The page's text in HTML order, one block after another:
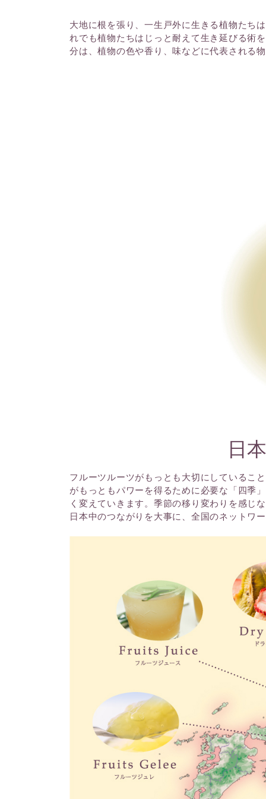
大地に根を張り、一生戸外に生きる植物たち
れでも植物たちはじっと耐えて生き延びる術
分は、植物の色や香り、味などに代表される
日
フルーツルーツがもっとも大切にしているこ
がもっともパワーを得るために必要な「四季
く変えていきます。季節の移り変わりを感じ
日本中のつながりを大事に、全国のネットワ